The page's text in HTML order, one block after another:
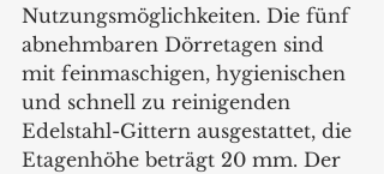
Nutzungsmöglichkeiten. Die fünf
abnehmbaren Dörretagen sind
mit feinmaschigen, hygienischen
und schnell zu reinigenden
Edelstahl-Gittern ausgestattet, die
Etagenhöhe beträgt 20 mm. Der